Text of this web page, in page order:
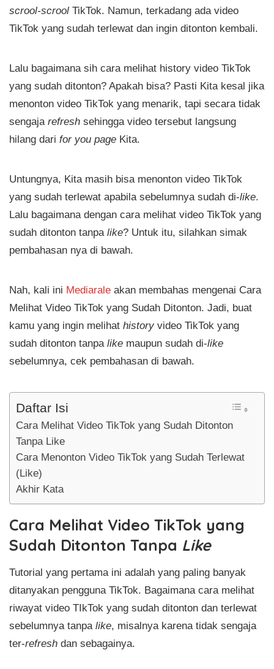
scrool-scrool TikTok. Namun, terkadang ada video
TikTok yang sudah terlewat dan ingin ditonton kembali.
Lalu bagaimana sih cara melihat history video TikTok
yang sudah ditonton? Apakah bisa? Pasti Kita kesal jika
menonton video TikTok yang menarik, tapi secara tidak
sengaja refresh sehingga video tersebut langsung
hilang dari for you page Kita.
Untungnya, Kita masih bisa menonton video TikTok
yang sudah terlewat apabila sebelumnya sudah di-like.
Lalu bagaimana dengan cara melihat video TikTok yang
sudah ditonton tanpa like? Untuk itu, silahkan simak
pembahasan nya di bawah.
Nah, kali ini Mediarale akan membahas mengenai Cara
Melihat Video TikTok yang Sudah Ditonton. Jadi, buat
kamu yang ingin melihat history video TikTok yang
sudah ditonton tanpa like maupun sudah di-like
sebelumnya, cek pembahasan di bawah.
Daftar Isi
Cara Melihat Video TikTok yang Sudah Ditonton
Tanpa Like
Cara Menonton Video TikTok yang Sudah Terlewat
(Like)
Akhir Kata
Cara Melihat Video TikTok yang
Sudah Ditonton Tanpa Like
Tutorial yang pertama ini adalah yang paling banyak
ditanyakan pengguna TikTok. Bagaimana cara melihat
riwayat video TIkTok yang sudah ditonton dan terlewat
sebelumnya tanpa like, misalnya karena tidak sengaja
ter-refresh dan sebagainya.